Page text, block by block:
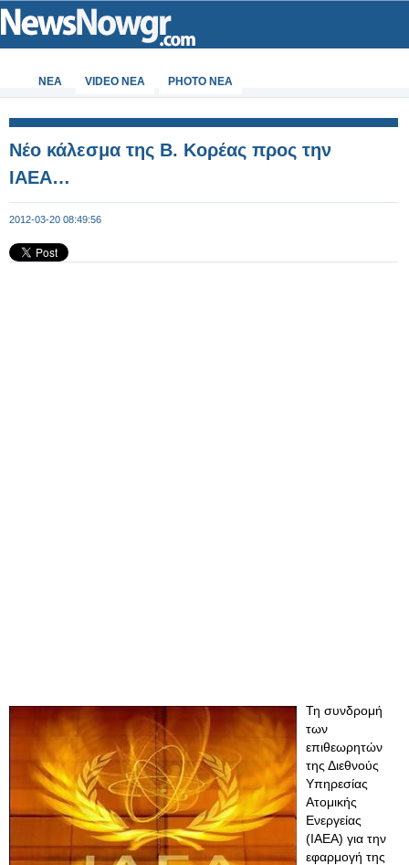
ΝΕΑ VIDEO NEA PHOTO NEA
Νέο κάλεσμα της Β. Κορέας προς την
ΙΑΕΑ…
2012-03-20 08:49:56
Τη συνδρομή
των
επιθεωρητών
της Διεθνούς
Υπηρεσίας
Ατομικής
Ενεργείας
(IAEA) για την
εφαρμογή της